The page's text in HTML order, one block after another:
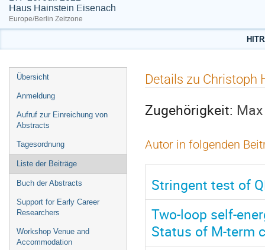
Haus Hainstein Eisenach
Europe/Berlin Zeitzone
Veranstaltungsmenü
Übersicht
Anmeldung
Aufruf zur Einreichung von
Abstracts
Tagesordnung
Liste der Beiträge
Buch der Abstracts
Support for Early Career
Researchers
Workshop Venue and
Accommodation
Details zu Christoph
Zugehörigkeit:
Autor in folgenden
Stringent test of
Two-loop self-
Status of M-term